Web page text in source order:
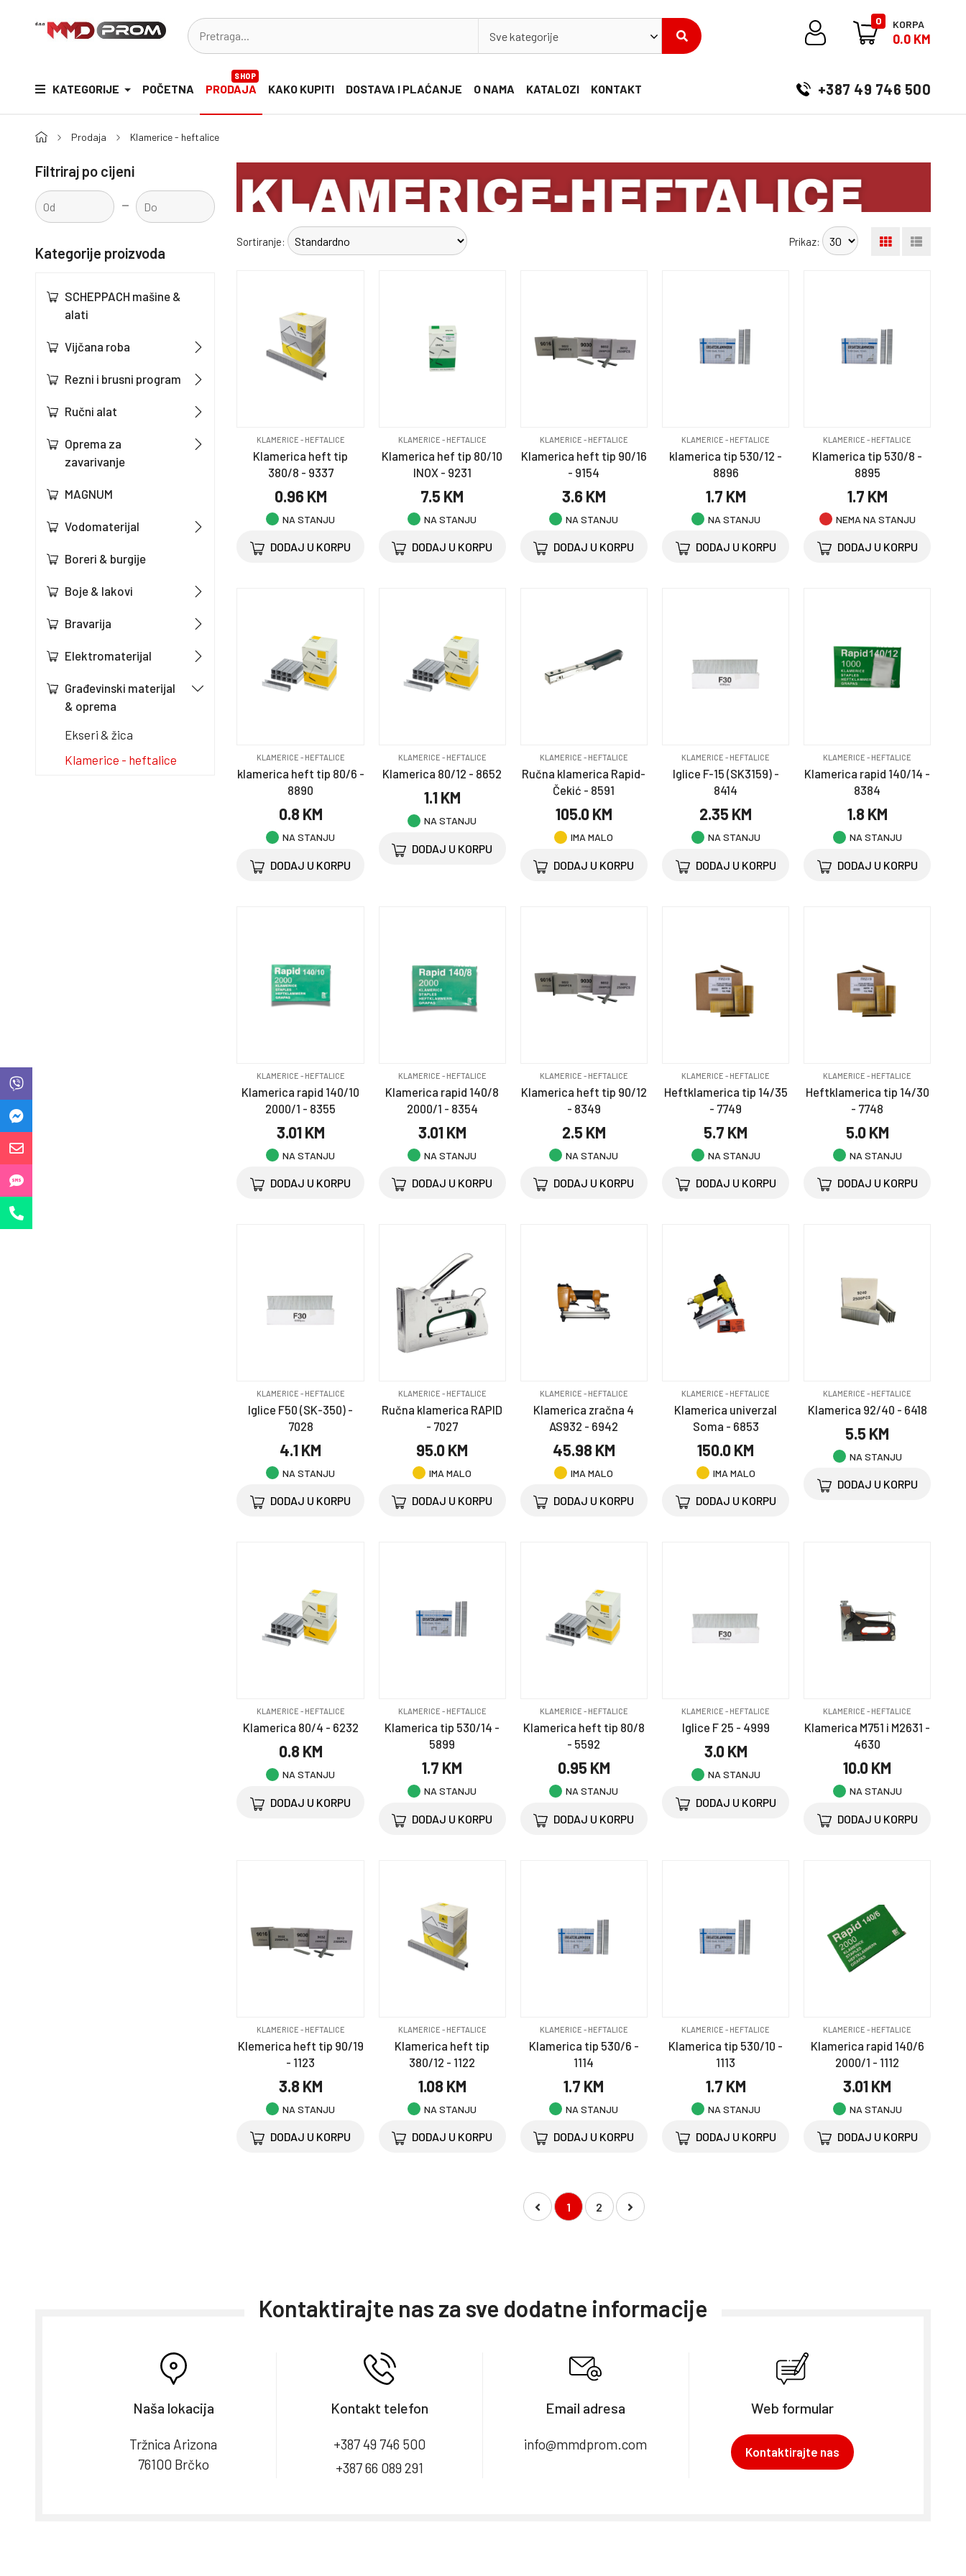
Sve kategorije
0 KORPA
0.0 KM
KATEGORIJE POČETNA PRODAJA
SHOP
KAKO KUPITI DOSTAVA I PLAĆANJE O NAMA KATALOZI KONTAKT +387 49 746 500
Prodaja Klamerice - heftalice
Filtriraj po cijeni
-
Kategorije proizvoda
SCHEPPACH mašine &
alati
Vijčana roba
Rezni i brusni program
Ručni alat
Oprema za
zavarivanje
MAGNUM
Vodomaterijal
Boreri & burgije
Boje & lakovi
Bravarija
Elektromaterijal
Građevinski materijal
& oprema
Ekseri & žica
Klamerice - heftalice
Sortiranje: Prikaz:
KLAMERICE - HEFTALICE
Klamerica heft tip
380/8 - 9337
0.96 KM
NA STANJU
DODAJ U KORPU
KLAMERICE - HEFTALICE
Klamerica hef tip 80/10
INOX - 9231
7.5 KM
NA STANJU
DODAJ U KORPU
KLAMERICE - HEFTALICE
Klamerica heft tip 90/16
- 9154
3.6 KM
NA STANJU
DODAJ U KORPU
KLAMERICE - HEFTALICE
klamerica tip 530/12 -
8896
1.7 KM
NA STANJU
DODAJ U KORPU
KLAMERICE - HEFTALICE
Klamerica tip 530/8 -
8895
1.7 KM
NEMA NA STANJU
DODAJ U KORPU
KLAMERICE - HEFTALICE
klamerica heft tip 80/6 -
8890
0.8 KM
NA STANJU
DODAJ U KORPU
KLAMERICE - HEFTALICE
Klamerica 80/12 - 8652
1.1 KM
NA STANJU
DODAJ U KORPU
KLAMERICE - HEFTALICE
Ručna klamerica Rapid-
Čekić - 8591
105.0 KM
IMA MALO
DODAJ U KORPU
KLAMERICE - HEFTALICE
Iglice F-15 (SK3159) -
8414
2.35 KM
NA STANJU
DODAJ U KORPU
KLAMERICE - HEFTALICE
Klamerica rapid 140/14 -
8384
1.8 KM
NA STANJU
DODAJ U KORPU
KLAMERICE - HEFTALICE
Klamerica rapid 140/10
2000/1 - 8355
3.01 KM
NA STANJU
DODAJ U KORPU
KLAMERICE - HEFTALICE
Klamerica rapid 140/8
2000/1 - 8354
3.01 KM
NA STANJU
DODAJ U KORPU
KLAMERICE - HEFTALICE
Klamerica heft tip 90/12
- 8349
2.5 KM
NA STANJU
DODAJ U KORPU
KLAMERICE - HEFTALICE
Heftklamerica tip 14/35
- 7749
5.7 KM
NA STANJU
DODAJ U KORPU
KLAMERICE - HEFTALICE
Heftklamerica tip 14/30
- 7748
5.0 KM
NA STANJU
DODAJ U KORPU
KLAMERICE - HEFTALICE
Iglice F50 (SK-350) -
7028
4.1 KM
NA STANJU
DODAJ U KORPU
KLAMERICE - HEFTALICE
Ručna klamerica RAPID
- 7027
95.0 KM
IMA MALO
DODAJ U KORPU
KLAMERICE - HEFTALICE
Klamerica zračna 4
AS932 - 6942
45.98 KM
IMA MALO
DODAJ U KORPU
KLAMERICE - HEFTALICE
Klamerica univerzal
Soma - 6853
150.0 KM
IMA MALO
DODAJ U KORPU
KLAMERICE - HEFTALICE
Klamerica 92/40 - 6418
5.5 KM
NA STANJU
DODAJ U KORPU
KLAMERICE - HEFTALICE
Klamerica 80/4 - 6232
0.8 KM
NA STANJU
DODAJ U KORPU
KLAMERICE - HEFTALICE
Klamerica tip 530/14 -
5899
1.7 KM
NA STANJU
DODAJ U KORPU
KLAMERICE - HEFTALICE
Klamerica heft tip 80/8
- 5592
0.95 KM
NA STANJU
DODAJ U KORPU
KLAMERICE - HEFTALICE
Iglice F 25 - 4999
3.0 KM
NA STANJU
DODAJ U KORPU
KLAMERICE - HEFTALICE
Klamerica M751 i M2631 -
4630
10.0 KM
NA STANJU
DODAJ U KORPU
KLAMERICE - HEFTALICE
Klemerica heft tip 90/19
- 1123
3.8 KM
NA STANJU
DODAJ U KORPU
KLAMERICE - HEFTALICE
Klamerica heft tip
380/12 - 1122
1.08 KM
NA STANJU
DODAJ U KORPU
KLAMERICE - HEFTALICE
Klamerica tip 530/6 -
1114
1.7 KM
NA STANJU
DODAJ U KORPU
KLAMERICE - HEFTALICE
Klamerica tip 530/10 -
1113
1.7 KM
NA STANJU
DODAJ U KORPU
KLAMERICE - HEFTALICE
Klamerica rapid 140/6
2000/1 - 1112
3.01 KM
NA STANJU
DODAJ U KORPU
1 2
Kontaktirajte nas za sve dodatne informacije
Naša lokacija
Tržnica Arizona
76100 Brčko
Kontakt telefon
+387 49 746 500
+387 66 089 291
Email adresa
info@mmdprom.com
Web formular
Kontaktirajte nas